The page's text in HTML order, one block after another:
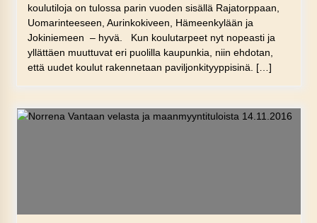
koulutiloja on tulossa parin vuoden sisällä Rajatorppaan,
Uomarinteeseen, Aurinkokiveen, Hämeenkylään ja
Jokiniemeen – hyvä. Kun koulutarpeet nyt nopeasti ja
yllättäen muuttuvat eri puolilla kaupunkia, niin ehdotan,
että uudet koulut rakennetaan paviljonkityyppisinä. […]